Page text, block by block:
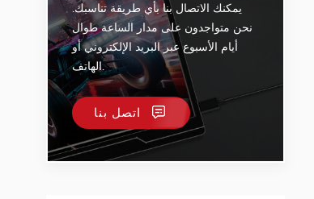
يمكنك الاتصال بنا بأي طريقة تناسبك.
نحن متواجدون على مدار الساعة طوال
أيام الأسبوع عبر البريد الإلكتروني أو
الهاتف.
اتصل بنا